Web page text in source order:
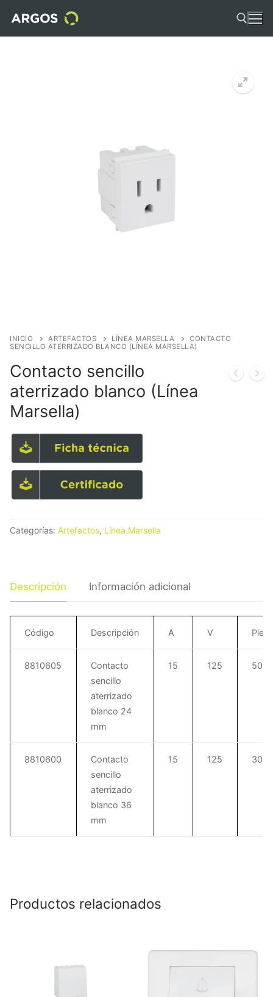
INICIO ARTEFACTOS LÍNEA MARSELLA
CONTACTO
SENCILLO ATERRIZADO BLANCO (LÍNEA MARSELLA)
Contacto sencillo
aterrizado blanco (Línea
Marsella)
Categorías: Artefactos, Línea Marsella
Descripción Información adicional
Código Descripción A V
8810605
Contacto
sencillo
aterrizado
blanco 24
mm
15 125 50
8810600
Contacto
sencillo
aterrizado
blanco 36
mm
15 125 30
Productos relacionados